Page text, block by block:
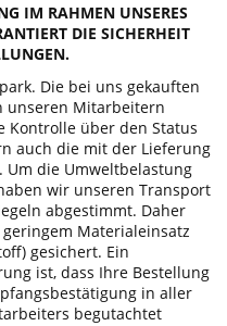
IM RAHMEN UNSERES
DIE SICHERHEIT
Die bei uns gekauften
unseren Mitarbeitern
Kontrolle über den Status
auch die mit der Lieferung
die Umweltbelastung
wir unseren Transport
abgestimmt. Daher
Materialeinsatz
gesichert. Ein
ist, dass Ihre Bestellung
in aller
begutachtet